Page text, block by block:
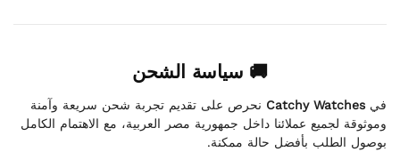
🚚 سياسة الشحن
فيCatchy Watches نحرص على تقديم تجربة شحن سريعة وآمنة
وموثوقة لجميع عملائنا داخل جمهورية مصر العربية، مع الاهتمام الكامل
بوصول الطلب بأفضل حالة ممكنة.